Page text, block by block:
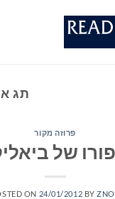
תג
פרוזה מקור
של
ON 24/01/2012 BY